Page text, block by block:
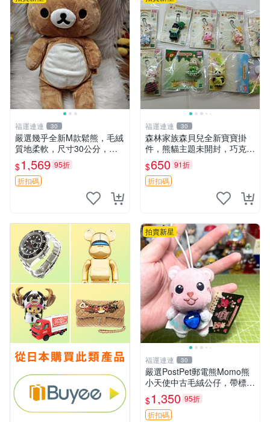
福運連連 30
嚴選幾乎全新M款鬆熊，毛絨
質地柔軟，尺寸30公分，做
工精緻可愛，適合收藏或贈送
親友。中古使用痕跡，手感依
然優良。 鬆熊 嬰熊 毛玩偶
$1,569 95折
折扣碼
福運連連 30
森林家族森貝兒全新寶寶掛
件，熊貓主題未開封，巧克力
兔牛奶兔郁金香兔貓吉娃娃嚴
選，適合收藏 熊貓 森林 寶寶
$650 91折
折扣碼
拍賣新星
福運連連 30
嚴選PostPet郵電熊Momo熊
小天使中古毛絨公仔，帶標牌
保存完好。絕版稀有少見收藏
品，微瑕可接受，狀態如圖。
所見即所得，毛絨精品嚴選推
$1,350 95折
折扣碼